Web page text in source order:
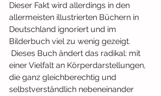
Dieser Fakt wird allerdings in den
allermeisten illustrierten Büchern in
Deutschland ignoriert und im
Bilderbuch viel zu wenig gezeigt.
einer Vielfalt an Körperdarstellungen,
die ganz gleichberechtig und
selbstverständlich nebeneinander